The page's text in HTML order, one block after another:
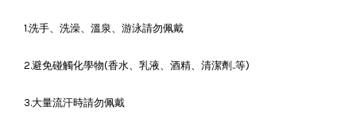
1.洗手、洗澡、溫泉、游泳請勿佩戴
2.避免碰觸化學物(香水、乳液、酒精、清潔劑..等)
3.大量流汗時請勿佩戴